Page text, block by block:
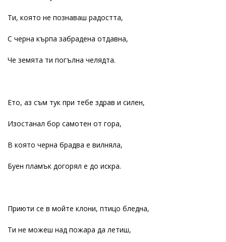
Ти, която не познаваш радостта,
С черна кърпа забрадена отдавна,
Че земята ти погълна челядта.
Ето, аз съм тук при тебе здрав и силен,
Изостанал бор самотен от гора,
В която черна брадва е вилняла,
Буен пламък догорял е до искра.
Приюти се в мойте клони, птицо бледна,
Ти не можеш над пожара да летиш,